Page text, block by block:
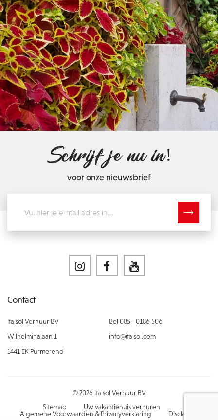
Schrijf je nu in!
voor onze nieuwsbrief
Contact
Italsol Verhuur BV
Wilhelminalaan 1
1441 EK Purmerend
Bel 085 - 0186 506
info@italsol.com
© 2026 Italsol Verhuur BV
Sitemap
Uw vakantiehuis verhuren
Algemene Voorwaarden & Privacyverklaring
Disclaimer